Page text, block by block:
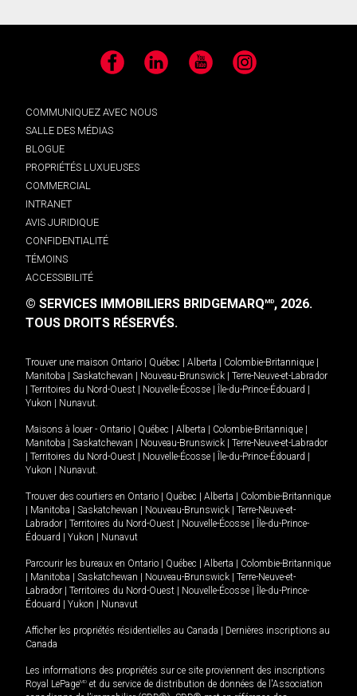
Facebook LinkedIn YouTube Instagram
COMMUNIQUEZ AVEC NOUS
SALLE DES MÉDIAS
BLOGUE
PROPRIÉTÉS LUXUEUSES
COMMERCIAL
INTRANET
AVIS JURIDIQUE
CONFIDENTIALITÉ
TÉMOINS
ACCESSIBILITÉ
© SERVICES IMMOBILIERS BRIDGEMARQMD, 2026.
TOUS DROITS RÉSERVÉS.
Trouver une maison Ontario Québec Alberta Colombie-Britannique
Manitoba
Saskatchewan Nouveau-Brunswick
Terre-Neuve-et-Labrador
Territoires du Nord-Ouest Nouvelle-Écosse Île-du-Prince-Édouard
Yukon
Nunavut.
Maisons à louer - Ontario Québec Alberta Colombie-Britannique
Manitoba
Saskatchewan Nouveau-Brunswick
Terre-Neuve-et-Labrador
Territoires du Nord-Ouest Nouvelle-Écosse Île-du-Prince-Édouard
Yukon
Nunavut.
Trouver des courtiers en Ontario Québec Alberta
Colombie-Britannique
Manitoba Saskatchewan Nouveau-Brunswick
Terre-Neuve-et-
Labrador
Territoires du Nord-Ouest Nouvelle-Écosse
Île-du-Prince-
Édouard
Yukon Nunavut
Parcourir les bureaux en Ontario Québec Alberta
Colombie-Britannique
Manitoba Saskatchewan Nouveau-Brunswick
Terre-Neuve-et-
Labrador
Territoires du Nord-Ouest Nouvelle-Écosse
Île-du-Prince-
Édouard
Yukon Nunavut
Afficher les propriétés résidentielles au Canada
Dernières inscriptions au
Canada
Les informations des propriétés sur ce site proviennent des inscriptions
Royal LePageMD et du service de distribution de données de l'Association